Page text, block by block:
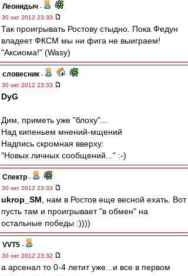
Леонидыч -
30 окт 2012 23:33
Так проигрывать Ростову стыдно. Пока Федун
владеет ФКСМ мы ни фига не выиграем!
"Аксиома!" (Wasy)
словесник -
30 окт 2012 23:33
DyG
Дим, приметь уже "блоху"...
Над кипеньем мнений-мщений
Надпись скромная вверху:
"Новых личных сообщений..." :-)
Спектр -
30 окт 2012 23:33
ukrop_SM , нам в Ростов еще весной ехать. Вот
пусть там и проигрывает "в обмен" на
остальные победы :))))
VVT5 -
30 окт 2012 23:32
а арсенал то 0-4 летит уже...и все в первом